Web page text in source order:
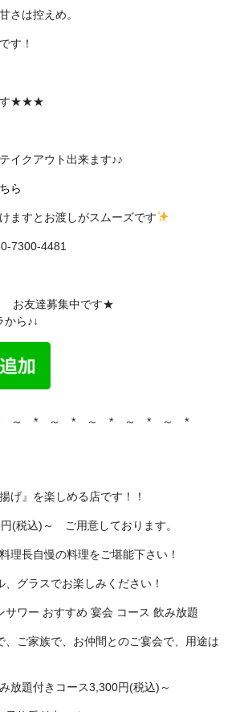
さは控えめ。
す！
す★★★
クアウト出来ます♪♪
ら
ますとお渡しがスムーズです
7300-4481
お友達募集中です★
から♪↓
～ * ～ * ～ * ～ * ～ *
げ』を楽しめる店です！！
(税込)～ ご用意しております。
理長自慢の料理をご堪能下さい！
グラスでお楽しみください！
サワー おすすめ 宴会 コース 飲み放題
、ご家族で、お仲間とのご宴会で、用途は
放題付きコース3,300円(税込)～